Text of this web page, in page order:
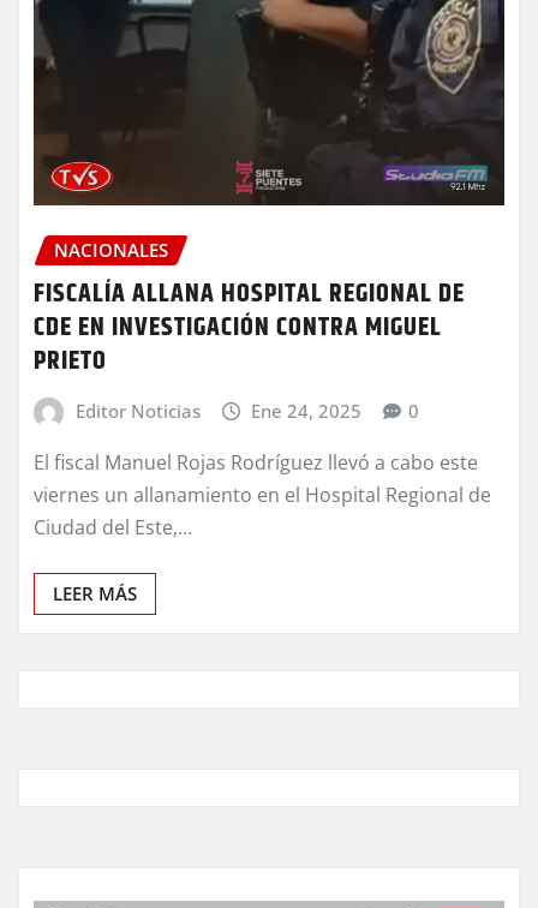
NACIONALES
FISCALÍA ALLANA HOSPITAL REGIONAL DE
CDE EN INVESTIGACIÓN CONTRA MIGUEL
PRIETO
Editor Noticias Ene 24, 2025 0
El fiscal Manuel Rojas Rodríguez llevó a cabo este
viernes un allanamiento en el Hospital Regional de
Ciudad del Este,…
LEER MÁS